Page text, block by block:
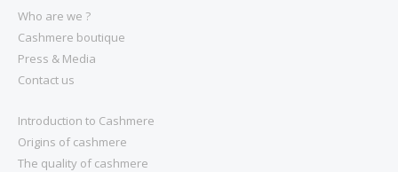
Who are we ?
Cashmere boutique
Press & Media
Contact us
Introduction to Cashmere
Origins of cashmere
The quality of cashmere